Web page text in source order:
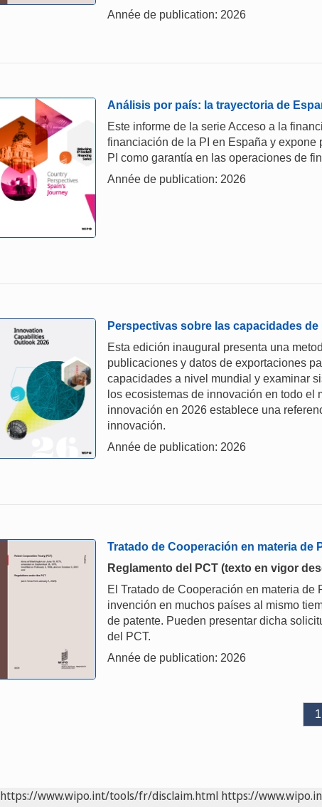
Année de publication: 2026
Análisis por país: la trayectoria de
Este informe de la serie Acceso a la
financiación de la PI en España y
PI como garantía en las operaciones de
Année de publication: 2026
Perspectivas sobre las capacidades
Esta edición inaugural presenta una
publicaciones y datos de exportaciones
capacidades a nivel mundial y examinar
los ecosistemas de innovación en todo
innovación en 2026 establece una
innovación.
Année de publication: 2026
Tratado de Cooperación en materia de
Reglamento del PCT (texto en vigor
El Tratado de Cooperación en materia de
invención en muchos países al mismo
de patente. Pueden presentar dicha
del PCT.
Année de publication: 2026
1
https://www.wipo.int/tools/fr/disclaim.html https://